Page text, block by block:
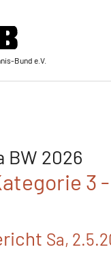
Bund e.V.
BW 2026
3
Sa,